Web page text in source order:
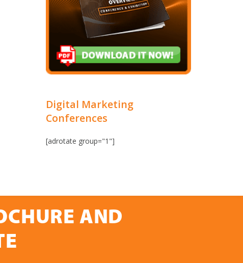
Digital Marketing
Conferences
[adrotate group="1"]
AND